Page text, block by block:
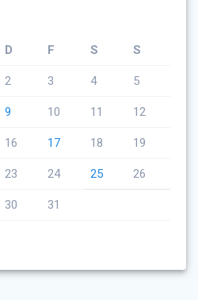
D F S S
2 3 4 5
9 10 11 12
16 17 18 19
23 24 25 26
30 31